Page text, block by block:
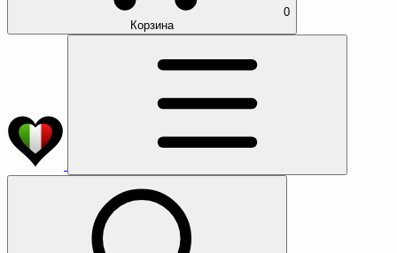
0
Корзина